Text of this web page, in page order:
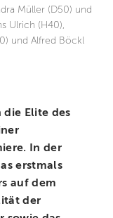
Müller (D50) und
Ulrich (H40),
und Alfred Böckl
die Elite des
In der
erstmals
auf dem
der